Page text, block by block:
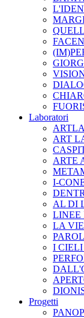
Laboratori
ART
ARTE
I-
AL DI
LINEE
LA
I
Progetti